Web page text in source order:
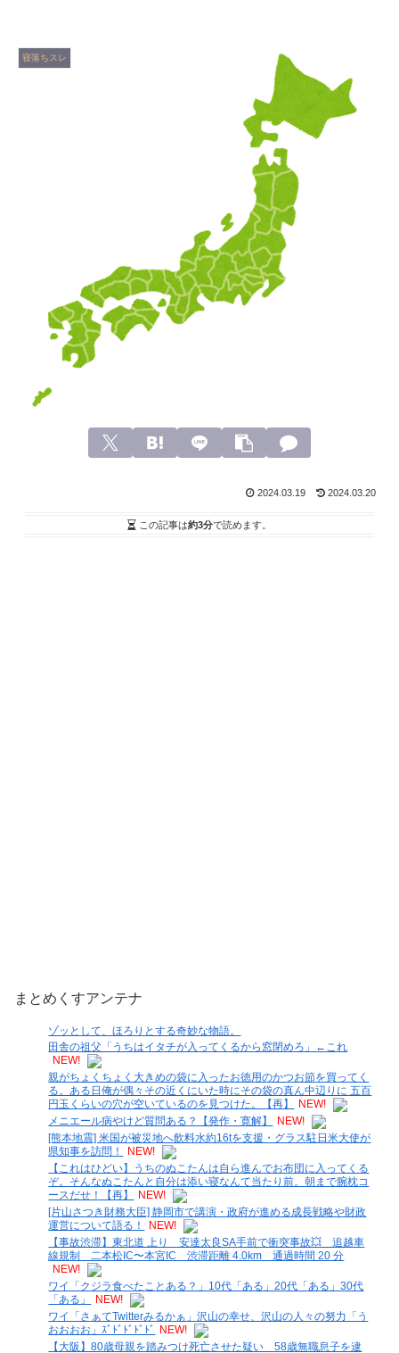
寝落ちスレ
2024.03.19 2024.03.20
この記事は約3分で読めます。
まとめくすアンテナ
ゾッとして、ほろりとする奇妙な物語。
田舎の祖父「うちはイタチが入ってくるから窓閉めろ」←これ
NEW!
親がちょくちょく大きめの袋に入ったお徳用のかつお節を買ってく
る。ある日俺が偶々その近くにいた時にその袋の真ん中辺りに 五百
円玉くらいの穴が空いているのを見つけた。【再】
NEW!
メニエール病やけど質問ある？【発作・寛解】
NEW!
[熊本地震] 米国が被災地へ飲料水約16tを支援・グラス駐日米大使が
県知事を訪問！
NEW!
【これはひどい】うちのぬこたんは自ら進んでお布団に入ってくる
ぞ。そんなぬこたんと自分は添い寝なんて当たり前。朝まで腕枕コ
ースだせ！【再】
NEW!
[片山さつき財務大臣] 静岡市で講演・政府が進める成長戦略や財政
運営について語る！
NEW!
【事故渋滞】東北道 上り 安達太良SA手前で衝突事故💥 追越車
線規制 二本松IC〜本宮IC 渋滞距離 4.0km 通過時間 20 分
NEW!
ワイ「クジラ食べたことある？」10代「ある」20代「ある」30代
「ある」
NEW!
ワイ「さぁてTwitterみるかぁ」沢山の幸せ、沢山の人々の努力「う
おおおお」ｽﾞﾄﾞﾄﾞﾄﾞﾄﾞ NEW!
【大阪】80歳母親を踏みつけ死亡させた疑い 58歳無職息子を逮